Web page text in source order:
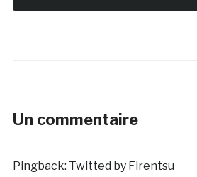
Un commentaire
Pingback: Twitted by Firentsu